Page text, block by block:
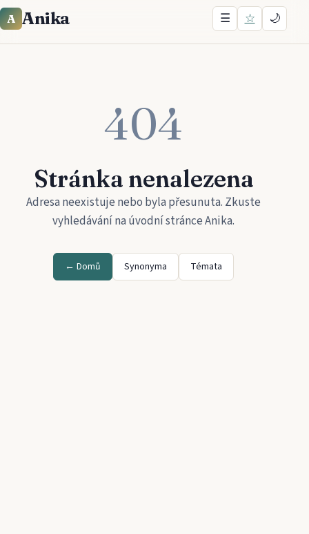
A Anika ☰ ☆ 🌙
404
Stránka nenalezena
Adresa neexistuje nebo byla přesunuta. Zkuste
vyhledávání na úvodní stránceAnika.
← Domů Synonyma Témata